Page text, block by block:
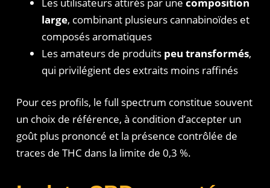
large, combinant plusieurs cannabinoïdes et
composés aromatiques
Les amateurs de produits peu transformés,
qui privilégient des extraits moins raffinés
Pour ces profils, le full spectrum constitue souvent
un choix de référence, à condition d’accepter un
goût plus prononcé et la présence contrôlée de
traces de THC dans la limite de 0,3 %.